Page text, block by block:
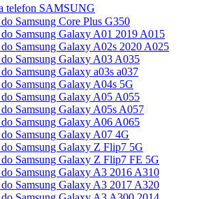
telefon SAMSUNG
Samsung Core Plus G350
Samsung Galaxy A01 2019 A015
Samsung Galaxy A02s 2020 A025
Samsung Galaxy A03 A035
Samsung Galaxy a03s a037
Samsung Galaxy A04s 5G
Samsung Galaxy A05 A055
Samsung Galaxy A05s A057
Samsung Galaxy A06 A065
Samsung Galaxy A07 4G
Samsung Galaxy Z Flip7 5G
Samsung Galaxy Z Flip7 FE 5G
Samsung Galaxy A3 2016 A310
Samsung Galaxy A3 2017 A320